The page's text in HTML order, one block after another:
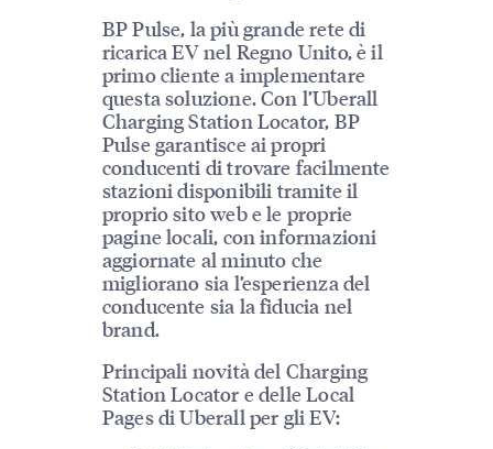
BP Pulse, la più grande rete di
ricarica EV nel Regno Unito, è il
primo cliente a implementare
questa soluzione. Con l’Uberall
Charging Station Locator, BP
Pulse garantisce ai propri
conducenti di trovare facilmente
stazioni disponibili tramite il
proprio sito web e le proprie
pagine locali, con informazioni
aggiornate al minuto che
migliorano sia l’esperienza del
conducente sia la fiducia nel
brand.
Principali novità del Charging
Station Locator e delle Local
Pages di Uberall per gli EV: